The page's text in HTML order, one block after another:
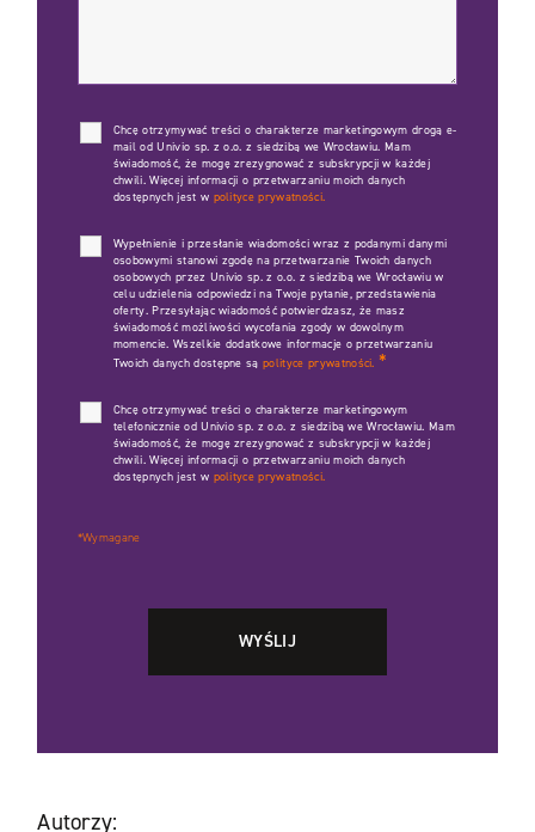
Chcę otrzymywać treści o charakterze marketingowym drogą e-
mail od Univio sp. z o.o. z siedzibą we Wrocławiu. Mam
świadomość, że mogę zrezygnować z subskrypcji w każdej
chwili. Więcej informacji o przetwarzaniu moich danych
dostępnych jest w polityce prywatności.
Wypełnienie i przesłanie wiadomości wraz z podanymi danymi
osobowymi stanowi zgodę na przetwarzanie Twoich danych
osobowych przez Univio sp. z o.o. z siedzibą we Wrocławiu w
celu udzielenia odpowiedzi na Twoje pytanie, przedstawienia
oferty. Przesyłając wiadomość potwierdzasz, że masz
świadomość możliwości wycofania zgody w dowolnym
momencie. Wszelkie dodatkowe informacje o przetwarzaniu
Twoich danych dostępne sąpolityce prywatności. *
Chcę otrzymywać treści o charakterze marketingowym
telefonicznie od Univio sp. z o.o. z siedzibą we Wrocławiu. Mam
świadomość, że mogę zrezygnować z subskrypcji w każdej
chwili. Więcej informacji o przetwarzaniu moich danych
dostępnych jest w polityce prywatności.
*Wymagane
Autorzy: